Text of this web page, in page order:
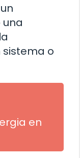
o
en